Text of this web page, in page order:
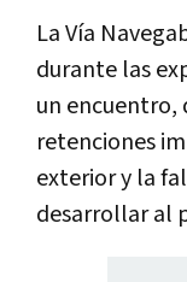
La Vía
durante las
un encuentro,
retenciones
exterior y la
desarrollar al